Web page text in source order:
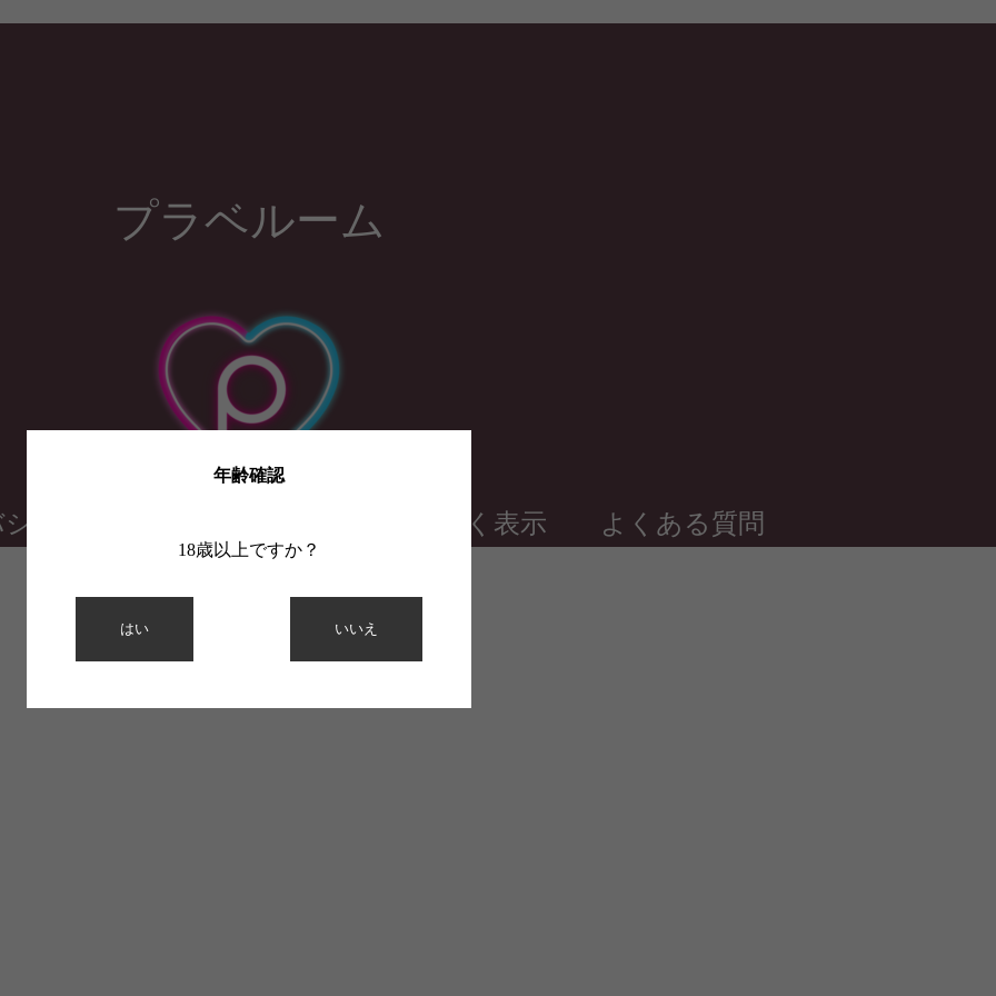
年齢確認
18歳以上ですか？
はい いいえ
プラベルーム
ーポリシー 特定商取引法に基づく表示 よくある質問